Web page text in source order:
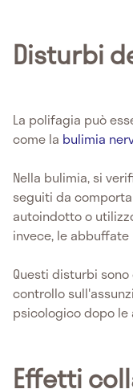
Disturbi
La polifagia può
come la bulimia
Nella bulimia, si
seguiti da
autoindotto o
invece, le
Questi disturbi
controllo
psicologico dopo
Effetti